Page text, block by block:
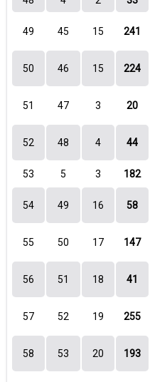
49 45 15 241
50 46 15 224
51 47 3 20
52 48 4 44
53
5 3 182
54 49 16 58
55 50 17 147
56 51 18 41
57 52 19 255
58 53 20 193